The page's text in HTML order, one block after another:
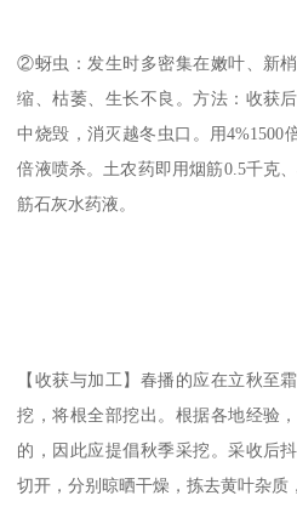
②蚜虫：发生时多密集在嫩叶、新
缩、枯萎、生长不良。方法：收获
中烧毁，消灭越冬虫口。用4%1500
倍液喷杀。土农药即用烟筋0.5千克
筋石灰水药液。
【收获与加工】春播的应在立秋至
挖，将根全部挖出。根据各地经验
的，因此应提倡秋季采挖。采收后
切开，分别晾晒干燥，拣去黄叶杂质